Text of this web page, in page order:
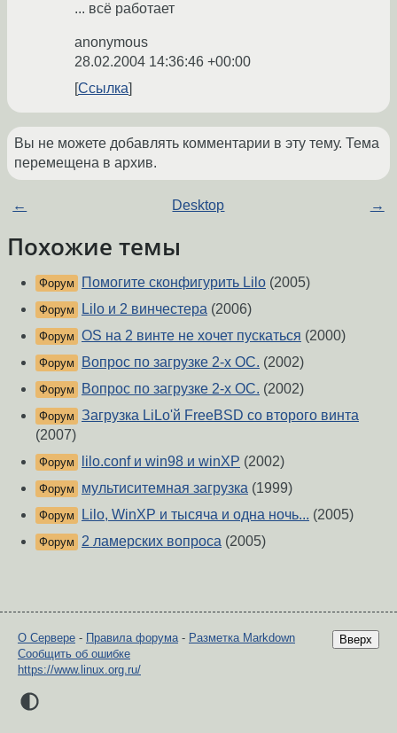
... всё работает
anonymous
28.02.2004 14:36:46 +00:00
Ссылка
Вы не можете добавлять комментарии в эту тему. Тема
перемещена в архив.
← Desktop →
Похожие темы
Форум Помогите сконфигурить Lilo (2005)
Форум Lilo и 2 винчестера (2006)
Форум OS на 2 винте не хочет пускаться (2000)
Форум Вопрос по загрузке 2-х ОС. (2002)
Форум Вопрос по загрузке 2-х ОС. (2002)
Форум Загрузка LiLo'й FreeBSD со второго винта
(2007)
Форум lilo.conf и win98 и winXP (2002)
Форум мультиситемная загрузка (1999)
Форум Lilo, WinXP и тысяча и одна ночь... (2005)
Форум 2 ламерских вопроса (2005)
Вверх
О Сервере - Правила форума- Разметка Markdown
Сообщить об ошибке
https://www.linux.org.ru/